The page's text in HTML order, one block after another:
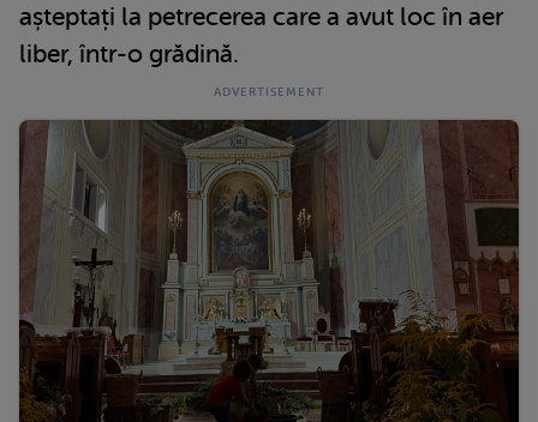
așteptați la petrecerea care a avut loc în aer
liber, într-o grădină.